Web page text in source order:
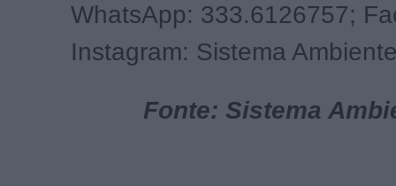
WhatsApp: 333.6126757;
Instagram: Sistema
Fonte: Sistema